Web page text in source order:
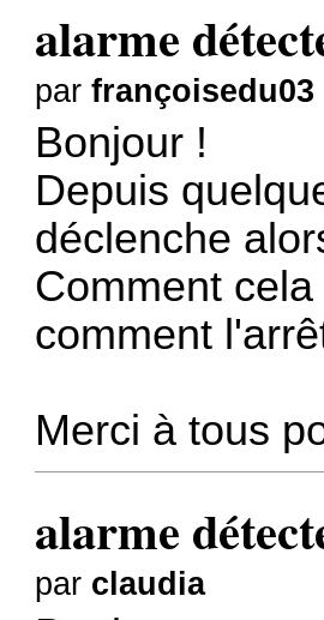
alarme
parfrançoisedu03
Bonjour !
Depuis
déclenche
Comment
comment
Merci à tous
alarme
par claudia